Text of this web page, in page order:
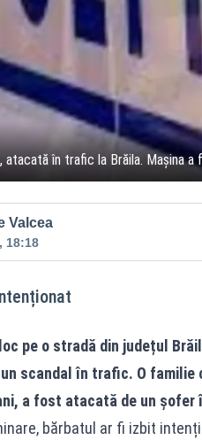
atacată în trafic la Brăila. Mașina
Valcea
18:18
pe o stradă din județul
scandal în trafic. O
a fost atacată de un șofer
bărbatul ar fi izbit